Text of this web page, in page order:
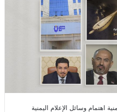
اهتمام وسائل الإعلام اليمنية